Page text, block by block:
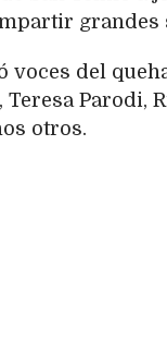
grandes
voces del
Teresa Parodi,
otros.